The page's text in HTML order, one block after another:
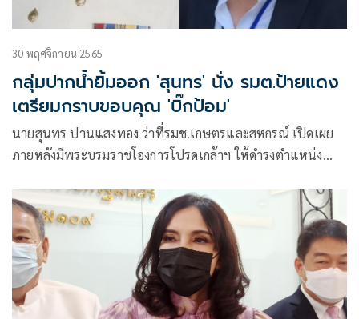
30 พฤศจิกายน 2565
กลุ่มปากน้ำยิ้มออก 'สุนทร' นั่ง รมต.ป้ายแดง
เตรียมกราบขอบคุณ 'บิ๊กป้อม'
นายสุนทร ปานแสงทอง ว่าที่รมช.เกษตรและสหกรณ์ เปิดเผย
ภายหลังมีพระบรมราชโองการโปรดเกล้าฯ ให้ดำรงตำแหน่ง
นานกว่า 40 ปี เริ่มตั้งแต่เป็นผู้ช่วยส.ส.ให้กับนายวัฒนา อัศวเหม
อดีตรมช.มหาดไทย แล้วลงเล่นการเมืองท้องถิ่น